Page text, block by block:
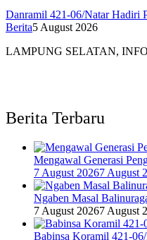
Danramil 421-06/Natar Hadiri
Berita5 August 2026
LAMPUNG SELATAN,
Berita Terbaru
Mengawal Generasi
7 August 20267 August
Ngaben Masal
7 August 20267 August
Babinsa Koramil 421-